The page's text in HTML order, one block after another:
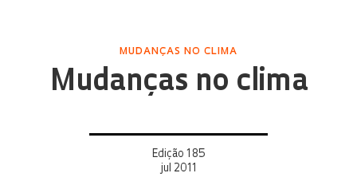
MUDANÇAS NO CLIMA
Mudanças no clima
Edição 185
jul 2011